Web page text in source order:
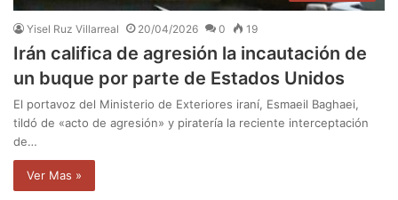
Yisel Ruz Villarreal 20/04/2026 0 19
Irán califica de agresión la incautación de
un buque por parte de Estados Unidos
El portavoz del Ministerio de Exteriores iraní, Esmaeil Baghaei,
tildó de «acto de agresión» y piratería la reciente interceptación
de…
Ver Mas »